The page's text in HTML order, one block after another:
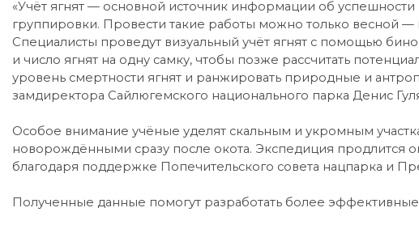
«Учёт ягнят — основной источник информации об
группировки. Провести такие работы можно только весной —
Специалисты проведут визуальный учёт ягнят с помощью
и число ягнят на одну самку, чтобы позже рассчитать
уровень смертности ягнят и ранжировать природные и
замдиректора Сайлюгемского национального парка Денис
Особое внимание учёные уделят скальным и укромным
новорождёнными сразу после окота. Экспедиция продлится
благодаря поддержке Попечительского совета нацпарка и
Полученные данные помогут разработать более